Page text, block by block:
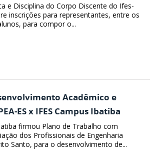
e Disciplina do Corpo Discente do Ifes-
inscrições para representantes, entre os
para compor o...
Acadêmico e
ES x IFES Campus Ibatiba
firmou Plano de Trabalho com
dos Profissionais de Engenharia
Santo, para o desenvolvimento de...